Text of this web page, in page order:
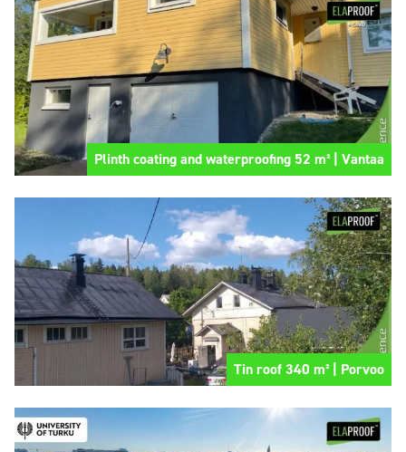
Plinth coating and waterproofing 52 m² | Vantaa
Tin roof 340 m² | Porvoo